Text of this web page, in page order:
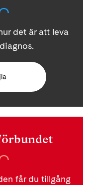
det är att leva
får du tillgång